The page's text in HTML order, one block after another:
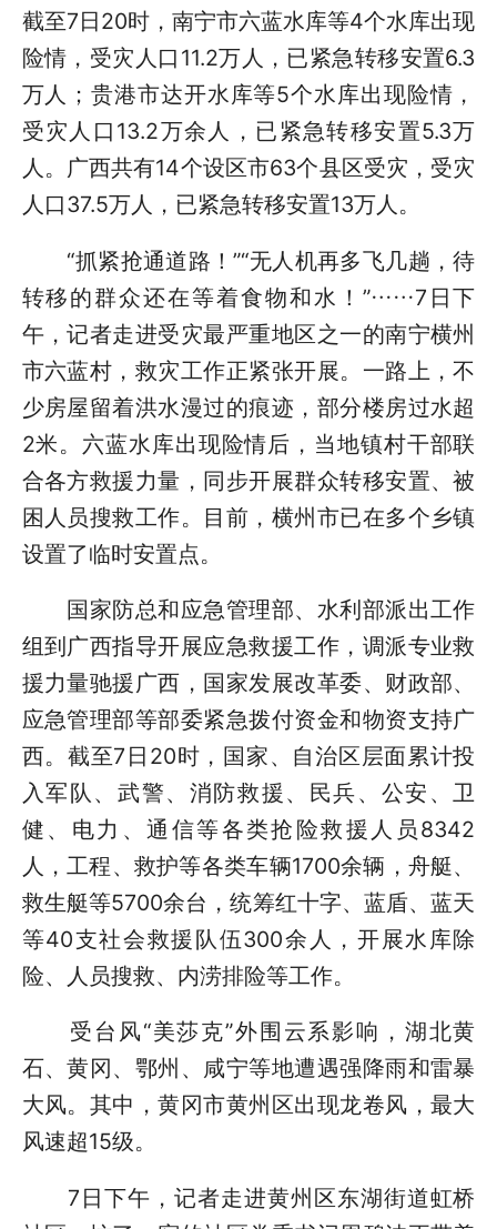
截至7日20时，南宁市六蓝水库等4个水库出现
险情，受灾人口11.2万人，已紧急转移安置6.3
万人；贵港市达开水库等5个水库出现险情，
受灾人口13.2万余人，已紧急转移安置5.3万
人。广西共有14个设区市63个县区受灾，受灾
人口37.5万人，已紧急转移安置13万人。
“抓紧抢通道路！”“无人机再多飞几趟，待
转移的群众还在等着食物和水！”……7日下
午，记者走进受灾最严重地区之一的南宁横州
市六蓝村，救灾工作正紧张开展。一路上，不
少房屋留着洪水漫过的痕迹，部分楼房过水超
2米。六蓝水库出现险情后，当地镇村干部联
合各方救援力量，同步开展群众转移安置、被
困人员搜救工作。目前，横州市已在多个乡镇
设置了临时安置点。
国家防总和应急管理部、水利部派出工作
组到广西指导开展应急救援工作，调派专业救
援力量驰援广西，国家发展改革委、财政部、
应急管理部等部委紧急拨付资金和物资支持广
西。截至7日20时，国家、自治区层面累计投
入军队、武警、消防救援、民兵、公安、卫
健、电力、通信等各类抢险救援人员8342
人，工程、救护等各类车辆1700余辆，舟艇、
救生艇等5700余台，统筹红十字、蓝盾、蓝天
等40支社会救援队伍300余人，开展水库除
险、人员搜救、内涝排险等工作。
受台风“美莎克”外围云系影响，湖北黄
石、黄冈、鄂州、咸宁等地遭遇强降雨和雷暴
大风。其中，黄冈市黄州区出现龙卷风，最大
风速超15级。
7日下午，记者走进黄州区东湖街道虹桥